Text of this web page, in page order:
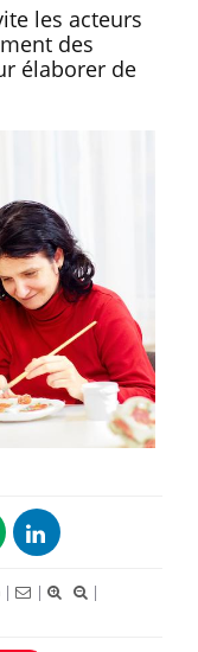
les acteurs
des
élaborer de
| |
|